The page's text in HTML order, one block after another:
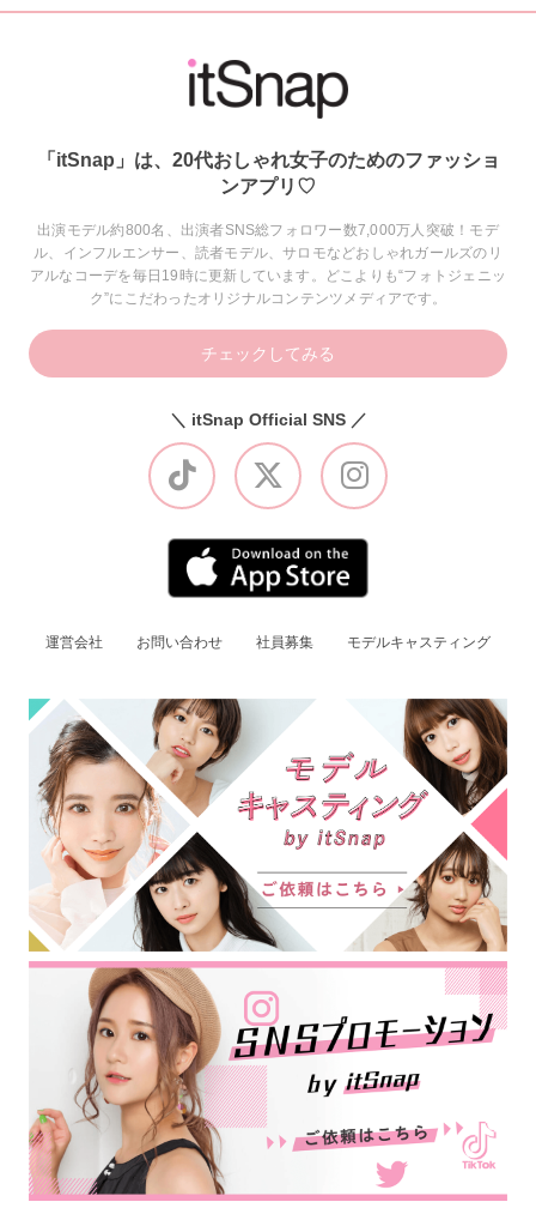
「itSnap」は、20代おしゃれ女子のためのファッショ
ンアプリ♡
出演モデル約800名、出演者SNS総フォロワー数7,000万人突破！モデ
ル、インフルエンサー、読者モデル、サロモなどおしゃれガールズのリ
アルなコーデを毎日19時に更新しています。どこよりも“フォトジェニッ
ク”にこだわったオリジナルコンテンツメディアです。
チェックしてみる
＼ itSnap Official SNS ／
運営会社 お問い合わせ 社員募集 モデルキャスティング